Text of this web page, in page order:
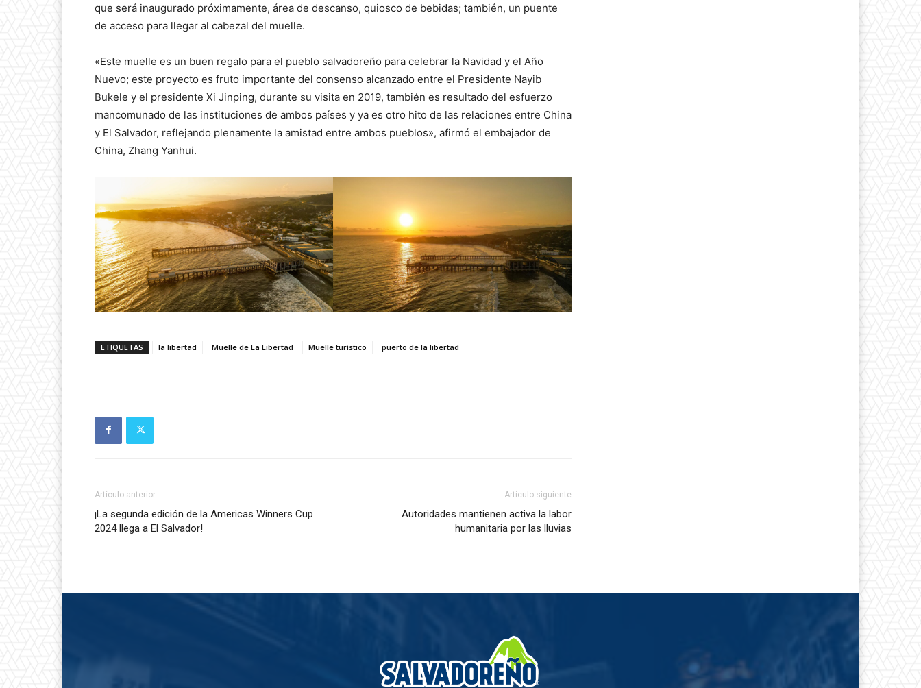
que será inaugurado próximamente, área de descanso, quiosco de bebidas; también, un puente
de acceso para llegar al cabezal del muelle.
«Este muelle es un buen regalo para el pueblo salvadoreño para celebrar la Navidad y el Año
Nuevo; este proyecto es fruto importante del consenso alcanzado entre el Presidente Nayib
Bukele y el presidente Xi Jinping, durante su visita en 2019, también es resultado del esfuerzo
mancomunado de las instituciones de ambos países y ya es otro hito de las relaciones entre China
y El Salvador, reflejando plenamente la amistad entre ambos pueblos», afirmó el embajador de
China, Zhang Yanhui.
ETIQUETAS la libertad Muelle de La Libertad Muelle turístico puerto de la libertad
Artículo anterior
¡La segunda edición de la Americas Winners Cup
2024 llega a El Salvador!
Artículo siguiente
Autoridades mantienen activa la labor
humanitaria por las lluvias